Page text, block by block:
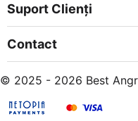
Suport Clienți
Contact
© 2025 - 2026 Best